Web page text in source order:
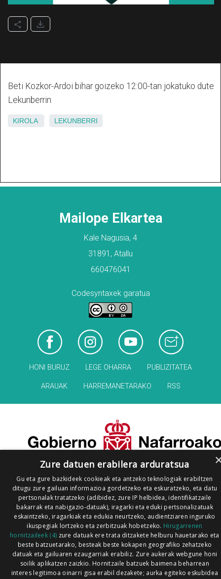
Beti Kozkor-Ardoi bihar goizeko 12:00-tan jokatuko dute
Lekunberrin
KIROLA LEKUNBERRI
Mailope Elkartea
Kale Nagusia, 4
31891, Atallu
660476041
Codesyntaxek garatua
HONI BURUZ LEGE OHARRA PUBLIZITATEA
ARAUAK HARREMANETARAKO RSS
Zure datuen erabilera arduratsua
Gu eta gure bazkideek cookieak eta antzeko teknologiak erabiltzen
ditugu zure gailuan informazioa gordetzeko eta eskuratzeko, eta datu
pertsonalak tratatzeko (adibidez, zure IP helbidea, identifikatzaile
bakarrak eta nabigazio-datuak), iragarki eta eduki pertsonalizatuak
eskaintzeko, iragarkiak eta edukia neurtzeko, audientziaren inguruko
ikuspegiak lortzeko eta zerbitzuak hobetzeko. Hirugarrenen
hornitzaileek (4) zure datuak ere trata ditzakete helburu hauetarako eta
beste batzuetarako, besteak beste kokapen geografiko zehatzeko
datuak eta gailuaren ezaugarriak erabiliz. Zure aukerak webgune honi
soilik aplikatzen zaizkio. Hornitzaile batzuek baimena beharrean
interes legitimoa oinarri gisa erabil dezakete; aurka egiteko eskubidea